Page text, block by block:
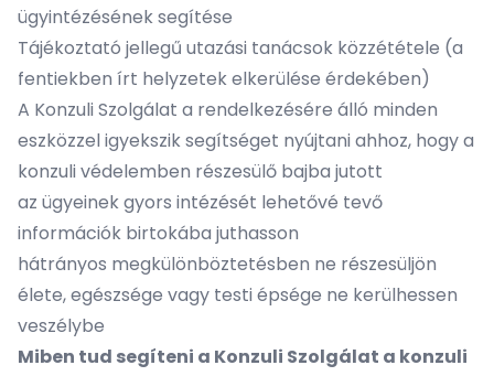
ügyintézésének segítése
Tájékoztató jellegű utazási tanácsok közzététele (a
fentiekben írt helyzetek elkerülése érdekében)
A Konzuli Szolgálat a rendelkezésére álló minden
eszközzel igyekszik segítséget nyújtani ahhoz, hogy a
konzuli védelemben részesülő bajba jutott
az ügyeinek gyors intézését lehetővé tevő
információk birtokába juthasson
hátrányos megkülönböztetésben ne részesüljön
élete, egészsége vagy testi épsége ne kerülhessen
veszélybe
Miben tud segíteni a Konzuli Szolgálat a konzuli